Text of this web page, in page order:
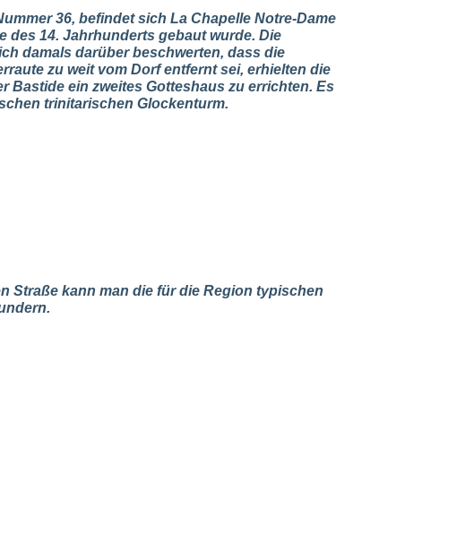
36, befindet sich La Chapelle Notre-Dame
des 14. Jahrhunderts gebaut wurde. Die
damals darüber beschwerten, dass die
zu weit vom Dorf entfernt sei, erhielten die
Bastide ein zweites Gotteshaus zu errichten. Es
trinitarischen Glockenturm.
Straße kann man die für die Region typischen